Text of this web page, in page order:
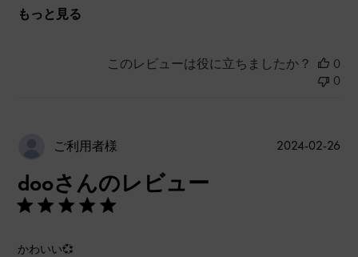
もっと見る
このレビューは役に立ちましたか？
0
0
ご利用者様
dooさんのレビュー
かわいい💞
公
2024-02-26